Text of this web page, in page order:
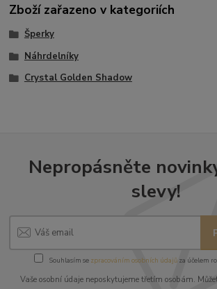
Zboží zařazeno v kategoriích
Šperky
Náhrdelníky
Crystal Golden Shadow
Nepropásněte
slevy!
Souhlasím se zpracováním osobních údajůza účelem
Vaše osobní údaje neposkytujeme třetím osobám.